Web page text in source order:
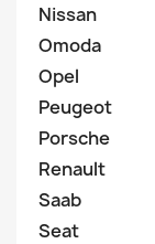
Nissan
Omoda
Opel
Peugeot
Porsche
Renault
Saab
Seat